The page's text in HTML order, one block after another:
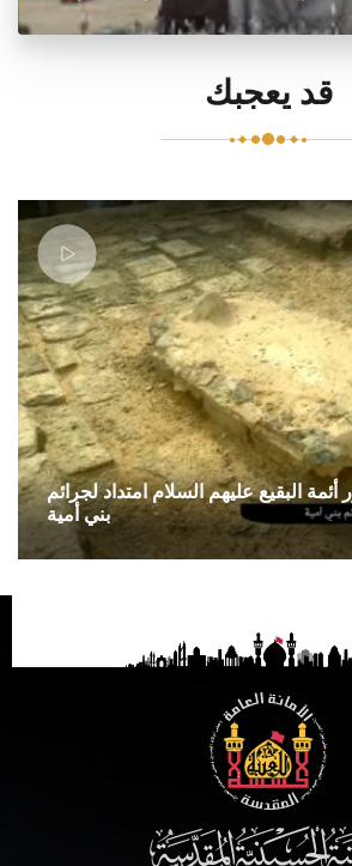
قد يعجبك
البقيع عليهم السلام امتداد لجرائم
بني أمية